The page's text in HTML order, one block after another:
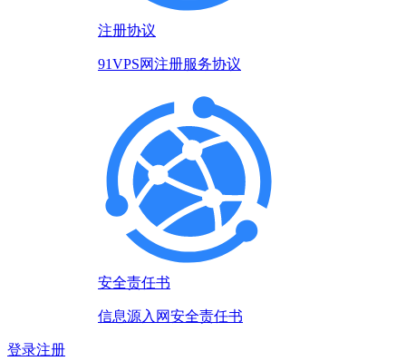
注册协议
91VPS网注册服务协议
安全责任书
信息源入网安全责任书
登录注册